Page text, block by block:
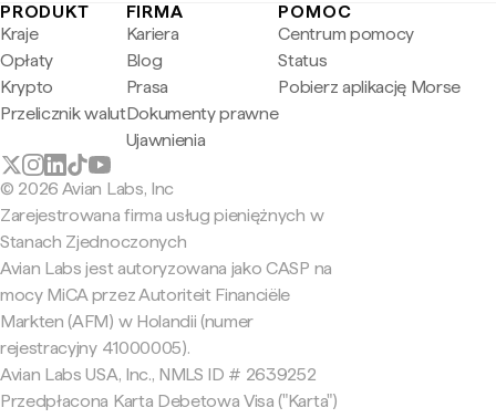
PRODUKT
Kraje
Opłaty
Krypto
Przelicznik walut
FIRMA
Kariera
Blog
Prasa
Dokumenty prawne
Ujawnienia
POMOC
Centrum pomocy
Status
Pobierz aplikację Morse
© 2026 Avian Labs, Inc
Zarejestrowana firma usług pieniężnych w
Stanach Zjednoczonych
Avian Labs jest autoryzowana jako CASP na
mocy MiCA przez Autoriteit Financiële
Markten (AFM) w Holandii (numer
rejestracyjny 41000005).
Avian Labs USA, Inc., NMLS ID # 2639252
Przedpłacona Karta Debetowa Visa ("Karta")